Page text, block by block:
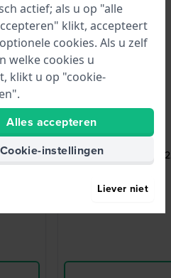
G-Squad
actief; als u op "alle
klikt, accepteert
cookies. Als u zelf
welke cookies u
klikt u op "cookie-
Alles accepteren
Cookie-instellingen
Liever niet